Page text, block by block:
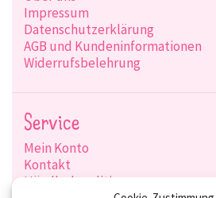
Impressum
Datenschutzerklärung
AGB und Kundeninformationen
Widerrufsbelehrung
Service
Mein Konto
Kontakt
Händlerkonditionen